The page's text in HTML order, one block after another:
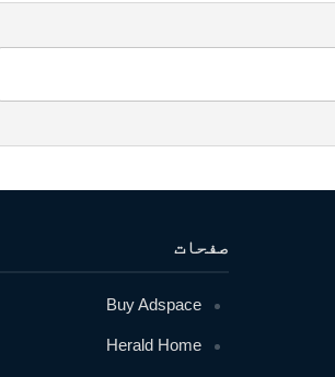
صفحات
Buy Adspace
Herald Home